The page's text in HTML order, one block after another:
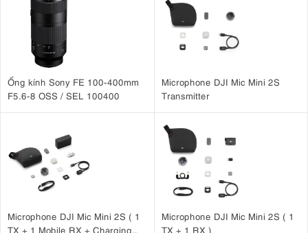
Ống kính Sony FE 100-400mm
F5.6-8 OSS / SEL 100400
Microphone DJI Mic Mini 2S
Transmitter
Microphone DJI Mic Mini 2S ( 1
TX + 1 Mobile RX + Charging
Microphone DJI Mic Mini 2S ( 1
TX + 1 RX )